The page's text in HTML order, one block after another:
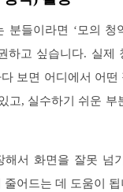
분들이라면 ‘모의 청
하고 싶습니다. 실제
보면 어디에서 어떤
고, 실수하기 쉬운 부
해서 화면을 잘못 넘
줄어드는 데 도움이 됩